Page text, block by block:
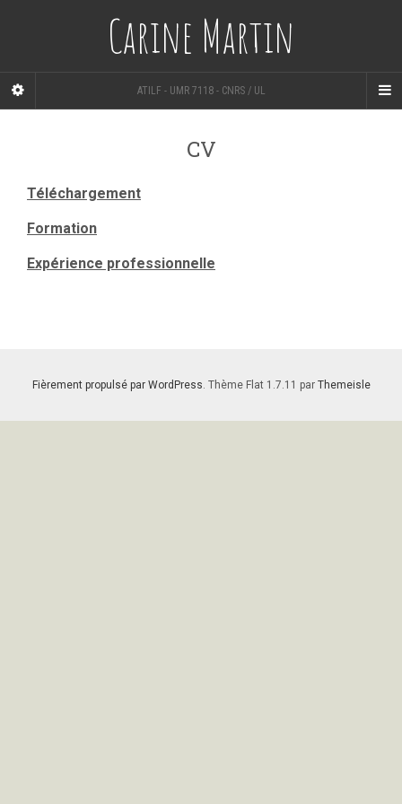
Carine Martin
ATILF - UMR 7118 - CNRS / UL
CV
Téléchargement
Formation
Expérience professionnelle
Fièrement propulsé par WordPress. Thème Flat 1.7.11 par Themeisle